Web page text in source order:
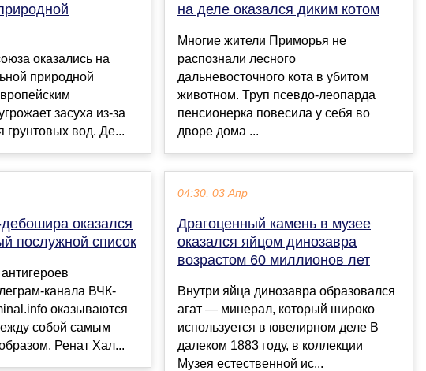
оказались на
природной
засуха из-за
грунтовых вод. Де...
оказался
послужной список
канала ВЧК-
оказываются
собой самым
Ренат Хал...
на деле оказался диким котом
Многие жители Приморья не
распознали лесного
дальневосточного кота в убитом
животном. Труп псевдо-леопарда
пенсионерка повесила у себя во
дворе дома ...
04:30, 03 Апр
Драгоценный камень в музее
оказался яйцом динозавра
возрастом 60 миллионов лет
Внутри яйца динозавра образовался
агат — минерал, который широко
используется в ювелирном деле В
далеком 1883 году, в коллекции
Музея естественной ис...